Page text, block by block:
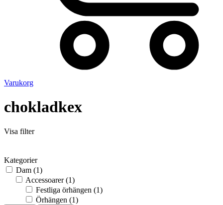
Varukorg
chokladkex
Visa filter
Kategorier
Dam (1)
Accessoarer (1)
Festliga örhängen (1)
Örhängen (1)